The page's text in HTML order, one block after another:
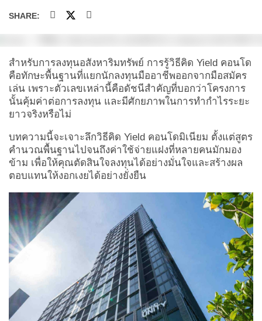
SHARE:
สำหรับการลงทุนอสังหาริมทรัพย์ การรู้วิธีคิด Yield คอนโด
คือทักษะพื้นฐานที่แยกนักลงทุนมืออาชีพออกจากมือสมัคร
เล่น เพราะตัวเลขเหล่านี้คือดัชนีสำคัญที่บอกว่าโครงการ
นั้นคุ้มค่าต่อการลงทุน และมีศักยภาพในการทำกำไรระยะ
ยาวจริงหรือไม่
บทความนี้จะเจาะลึกวิธีคิด Yield คอนโดมิเนียม ตั้งแต่สูตร
คำนวณพื้นฐานไปจนถึงค่าใช้จ่ายแฝงที่หลายคนมักมอง
ข้าม เพื่อให้คุณตัดสินใจลงทุนได้อย่างมั่นใจและสร้างผล
ตอบแทนให้งอกเงยได้อย่างยั่งยืน